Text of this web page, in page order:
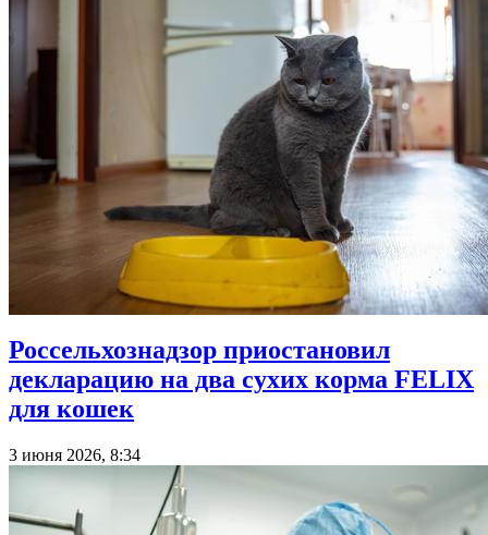
Россельхознадзор приостановил
декларацию на два сухих корма FELIX
для кошек
3 июня 2026, 8:34